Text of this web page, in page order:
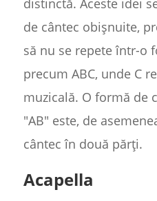
distinctă. Aceste idei
de cântec obișnuite,
să nu se repete într-o
precum ABC, unde C
muzicală. O formă de
"AB" este, de
cântec în două părți.
Acapella